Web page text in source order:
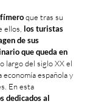
que tras su
ellos, los turistas
de sus
que queda en
largo del siglo XX el
española y
En esta
dedicados al